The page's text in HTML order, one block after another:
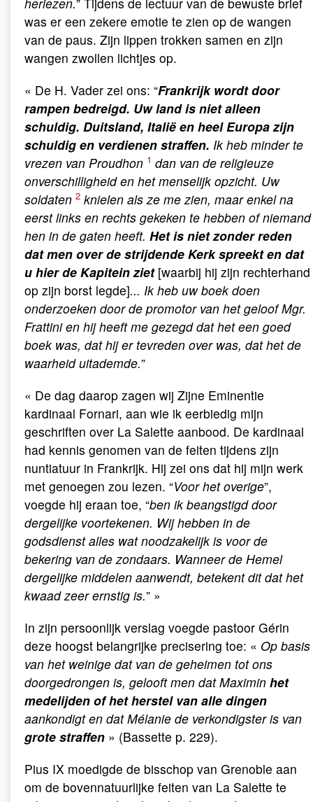
was er een zekere emotie te zien op de wangen
van de paus. Zijn lippen trokken samen en zijn
wangen zwollen lichtjes op.
« De H. Vader zei ons: “Frankrijk wordt door
rampen bedreigd. Uw land is niet alleen
schuldig. Duitsland, Italië en heel Europa zijn
schuldig en verdienen straffen. Ik heb minder te
vrezen van Proudhon 1 dan van de religieuze
onverschilligheid en het menselijk opzicht. Uw
soldaten 2 knielen als ze me zien, maar enkel na
eerst links en rechts gekeken te hebben of niemand
hen in de gaten heeft. Het is niet zonder reden
dat men over de strijdende Kerk spreekt en dat
u hier de Kapitein ziet [waarbij hij zijn rechterhand
op zijn borst legde]... Ik heb uw boek doen
onderzoeken door de promotor van het geloof Mgr.
Frattini en hij heeft me gezegd dat het een goed
boek was, dat hij er tevreden over was, dat het de
waarheid uitademde.”
« De dag daarop zagen wij Zijne Eminentie
kardinaal Fornari, aan wie ik eerbiedig mijn
geschriften over La Salette aanbood. De kardinaal
had kennis genomen van de feiten tijdens zijn
nuntiatuur in Frankrijk. Hij zei ons dat hij mijn werk
met genoegen zou lezen. “Voor het overige”,
voegde hij eraan toe, “ben ik beangstigd door
dergelijke voortekenen. Wij hebben in de
godsdienst alles wat noodzakelijk is voor de
bekering van de zondaars. Wanneer de Hemel
dergelijke middelen aanwendt, betekent dit dat het
kwaad zeer ernstig is.” »
In zijn persoonlijk verslag voegde pastoor Gérin
deze hoogst belangrijke precisering toe: « Op basis
van het weinige dat van de geheimen tot ons
doorgedrongen is, gelooft men dat Maximin het
medelijden of het herstel van alle dingen
aankondigt en dat Mélanie de verkondigster is van
grote straffen » (Bassette p. 229).
Pius IX moedigde de bisschop van Grenoble aan
om de bovennatuurlijke feiten van La Salette te